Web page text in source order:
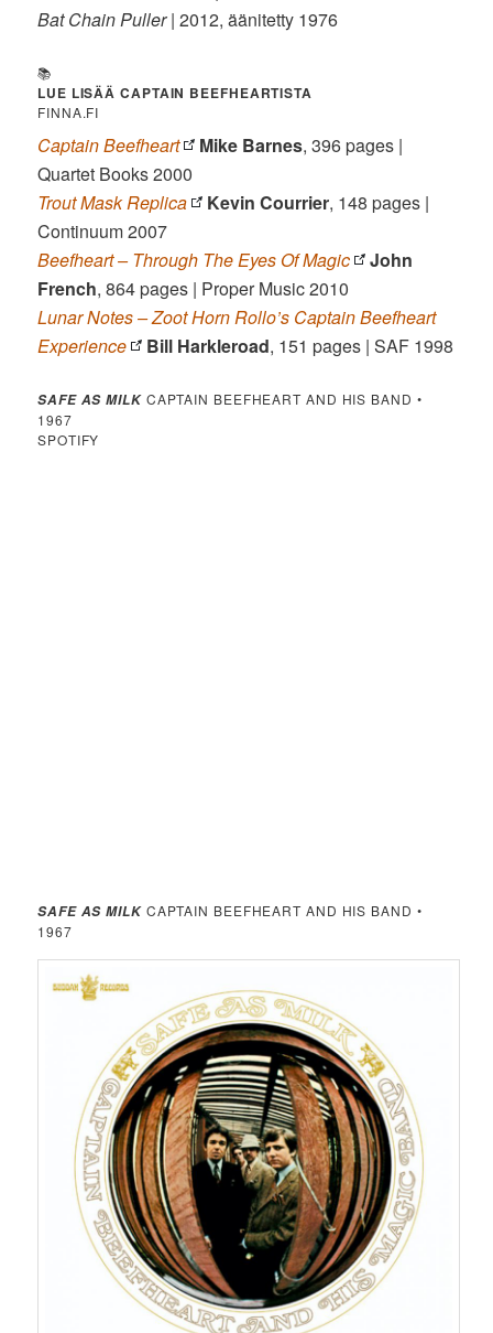
Bat Chain Puller| 2012, äänitetty 1976
📚
LUE LISÄÄ CAPTAIN BEEFHEARTISTA
FINNA.FI
Captain Beefheart Mike Barnes, 396 pages |
Quartet Books 2000
Trout Mask Replica
Kevin Courrier, 148 pages |
Continuum 2007
Beefheart – Through The Eyes Of Magic
John
French, 864 pages | Proper Music 2010
Lunar Notes – Zoot Horn Rollo’s Captain Beefheart
Experience
Bill Harkleroad, 151 pages | SAF 1998
SAFE AS MILKCAPTAIN BEEFHEART AND HIS BAND •
1967
SPOTIFY
SAFE AS MILKCAPTAIN BEEFHEART AND HIS BAND •
1967